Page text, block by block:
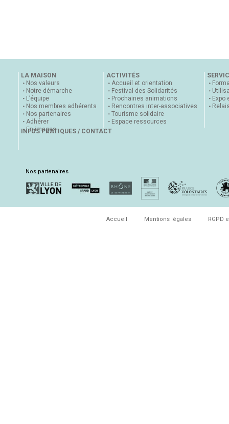
LA MAISON
Nos valeurs
Notre démarche
L’équipe
Nos membres adhérents
Nos partenaires
Adhérer
En images
ACTIVITÉS
Accueil et orientation
Festival des Solidarités
Prochaines animations
Rencontres inter-associatives
Tourisme solidaire
Espace ressources
Expo
INFOS PRATIQUES / CONTACT
Nos partenaires
Accueil Mentions légales RGPD